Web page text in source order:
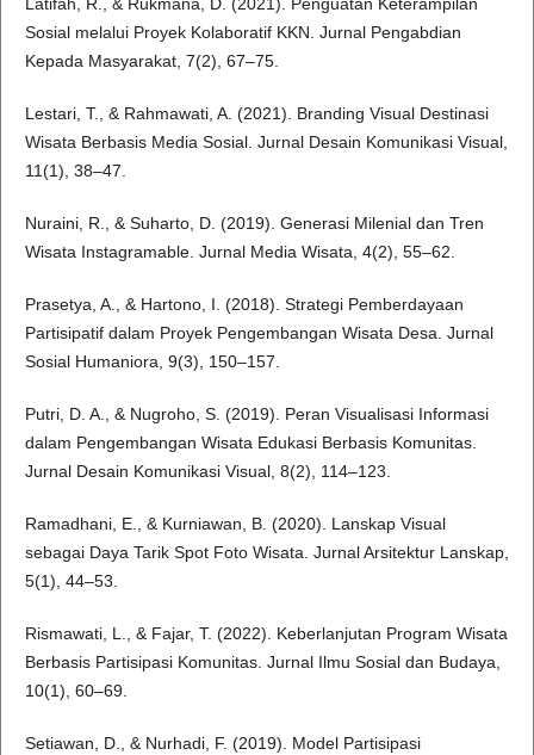
Sosial melalui Proyek Kolaboratif KKN. Jurnal Pengabdian
Kepada Masyarakat, 7(2), 67–75.
Lestari, T., & Rahmawati, A. (2021). Branding Visual Destinasi
Wisata Berbasis Media Sosial. Jurnal Desain Komunikasi Visual,
11(1), 38–47.
Nuraini, R., & Suharto, D. (2019). Generasi Milenial dan Tren
Wisata Instagramable. Jurnal Media Wisata, 4(2), 55–62.
Prasetya, A., & Hartono, I. (2018). Strategi Pemberdayaan
Partisipatif dalam Proyek Pengembangan Wisata Desa. Jurnal
Sosial Humaniora, 9(3), 150–157.
Putri, D. A., & Nugroho, S. (2019). Peran Visualisasi Informasi
dalam Pengembangan Wisata Edukasi Berbasis Komunitas.
Jurnal Desain Komunikasi Visual, 8(2), 114–123.
Ramadhani, E., & Kurniawan, B. (2020). Lanskap Visual
sebagai Daya Tarik Spot Foto Wisata. Jurnal Arsitektur Lanskap,
5(1), 44–53.
Rismawati, L., & Fajar, T. (2022). Keberlanjutan Program Wisata
Berbasis Partisipasi Komunitas. Jurnal Ilmu Sosial dan Budaya,
10(1), 60–69.
Setiawan, D., & Nurhadi, F. (2019). Model Partisipasi